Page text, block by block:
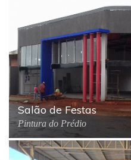
Salão de Festas
Pintura do Prédio